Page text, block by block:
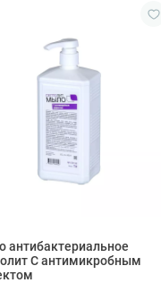
антибактериальное
С антимикробным